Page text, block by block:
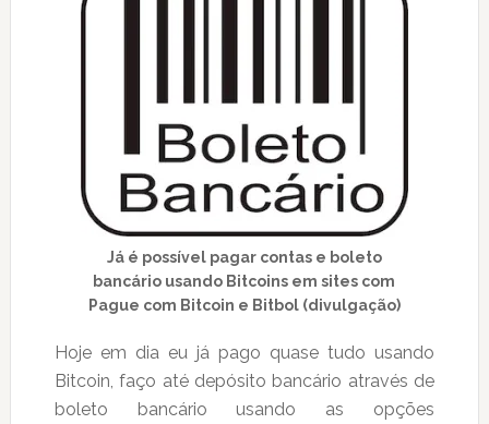
Já é possível pagar contas e boleto
bancário usando Bitcoins em sites com
Pague com Bitcoin e Bitbol (divulgação)
Hoje em dia eu já pago quase tudo usando
Bitcoin, faço até depósito bancário através de
boleto bancário usando as opções